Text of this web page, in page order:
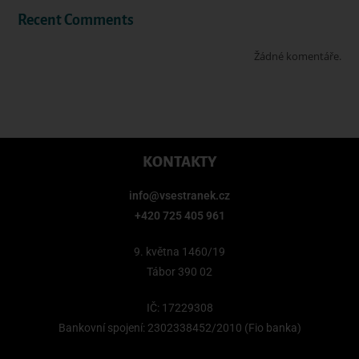
Recent Comments
Žádné komentáře.
KONTAKTY
info@vsestranek.cz
+420 725 405 961
9. května 1460/19
Tábor 390 02
IČ: 17229308
Bankovní spojení: 2302338452/2010 (Fio banka)